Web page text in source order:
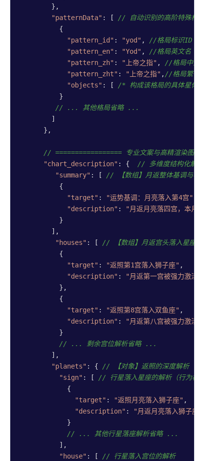
        },
"patternData" : [ // 自动识别的高阶特殊格局
          {
"pattern_id" : "yod" , //格局标识ID ，枚举
"pattern_en" : "Yod" , //格局英文名 ，枚举
"pattern_zh" : "上帝之指" , //格局中文名 ，
"pattern_zht" : "上帝之指" ,//格局繁体中文
"objects" : [ /* 构成该格局的具体星体列表
          }
// ... 其他格局省略 ...
        ]
      },
// ================= 专业文案与高精渲染图
"chart_description" : { // 多维度结构化解析文
"summary" : [ // 【数组】月返整体基调与核心议
          {
"target" : "运势基调：月亮落入第4宫"
"description" :
"月返月亮落四宫，本月核心
          }
        ],
"houses" : [ // 【数组】月返宫头落入星座的解析
          {
"target" : "返照第1宫落入狮子座" ,
"description" :
"月返第一宫被强力激活：今
          },
          {
"target" : "返照第8宫落入双鱼座" ,
"description" :
"月返第八宫被强力激活：今
          }
// ... 剩余宫位解析省略 ...
        ],
"planets" : { // 【对象】返照的深度解析
"sign" : [ // 行星落入星座的解析（行为模式/性
            {
"target" : "返照月亮落入狮子座" ,
"description" :
"月返月亮落入狮子座，今
            }
// ... 其他行星落座解析省略 ...
          ],
"house" : [ // 行星落入宫位的解析